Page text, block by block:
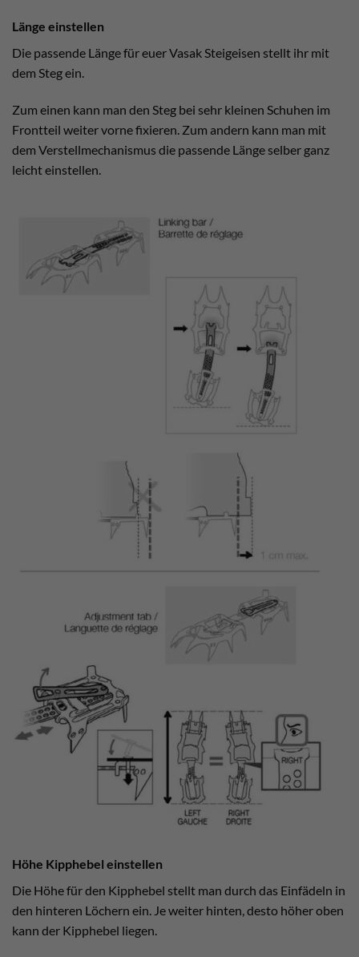
Länge einstellen
Die passende Länge für euer Vasak Steigeisen stellt ihr mit
dem Steg ein.
Zum einen kann man den Steg bei sehr kleinen Schuhen im
Frontteil weiter vorne fixieren. Zum andern kann man mit
dem Verstellmechanismus die passende Länge selber ganz
leicht einstellen.
Höhe Kipphebel einstellen
Die Höhe für den Kipphebel stellt man durch das Einfädeln in
den hinteren Löchern ein. Je weiter hinten, desto höher oben
kann der Kipphebel liegen.